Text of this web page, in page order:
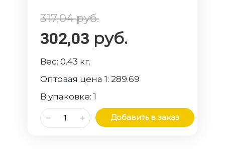
317,04руб.
302,03 руб.
Вес:0.43 кг.
Оптовая цена 1: 289.69
В упаковке:1
Добавить в заказ